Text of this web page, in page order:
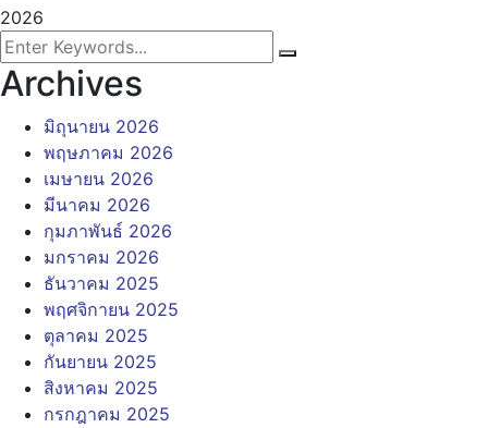
2026
Archives
มิถุนายน 2026
พฤษภาคม 2026
เมษายน 2026
มีนาคม 2026
กุมภาพันธ์ 2026
มกราคม 2026
ธันวาคม 2025
พฤศจิกายน 2025
ตุลาคม 2025
กันยายน 2025
สิงหาคม 2025
กรกฎาคม 2025